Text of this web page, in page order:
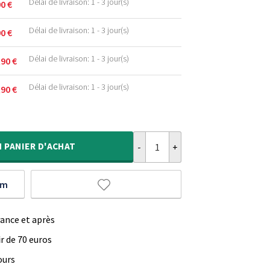
€
€ Délai de livraison: 1 - 3 jour(s)
€ Délai de livraison: 1 - 3 jour(s)
€ Délai de livraison: 1 - 3 jour(s)
PANIER D'ACHAT
et après
70 euros